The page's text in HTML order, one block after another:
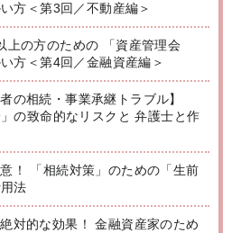
方＜第3回／不動産編＞
上の方のための 「資産管理会
方＜第4回／金融資産編＞
の相続・事業承継トラブル】
」の致命的なリスクと 弁護士と作
！ 「相続対策」のための「生前
法
対的な効果！ 金融資産家のため